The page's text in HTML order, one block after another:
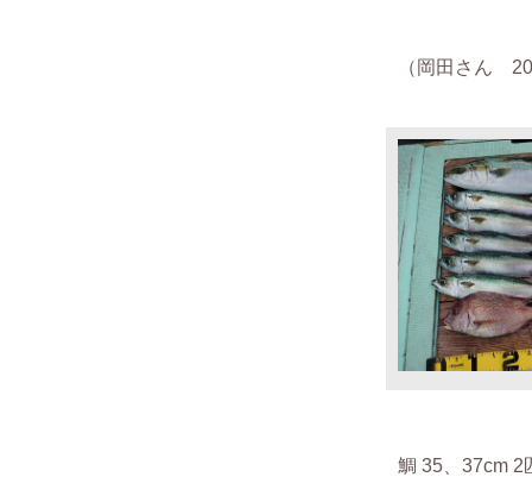
（岡田さん
鯛 35、37cm 2